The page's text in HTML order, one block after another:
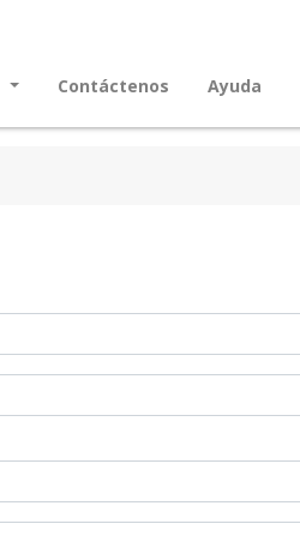
Contáctenos Ayuda